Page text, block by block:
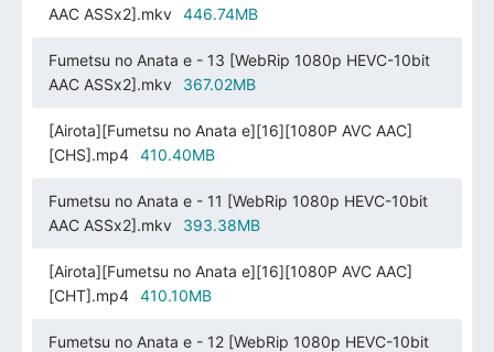
AAC ASSx2].mkv
446.74MB
Fumetsu no Anata e - 13 [WebRip 1080p HEVC-10bit
AAC ASSx2].mkv
367.02MB
[Airota][Fumetsu no Anata e][16][1080P AVC AAC]
[CHS].mp4
410.40MB
Fumetsu no Anata e - 11 [WebRip 1080p HEVC-10bit
AAC ASSx2].mkv
393.38MB
[Airota][Fumetsu no Anata e][16][1080P AVC AAC]
[CHT].mp4
410.10MB
Fumetsu no Anata e - 12 [WebRip 1080p HEVC-10bit